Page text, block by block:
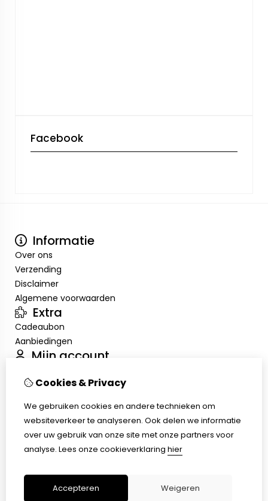
Facebook
Informatie
Over ons
Verzending
Disclaimer
Algemene voorwaarden
Extra
Cadeaubon
Aanbiedingen
Mijn account
Bestelhistorie
Klantenservice
Retourneren
Sitemap
Cookies & Privacy
We gebruiken cookies en andere technieken om
websiteverkeer te analyseren. Ook delen we informatie
over uw gebruik van onze site met onze partners voor
analyse. Lees onze cookieverklaring hier
Accepteren Weigeren